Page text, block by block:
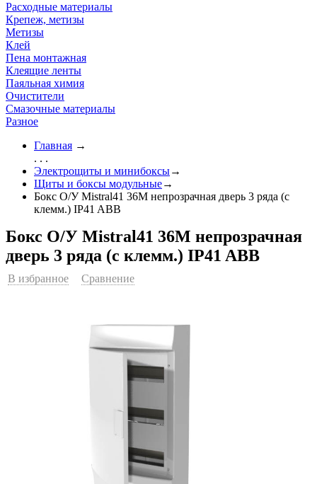
Расходные материалы
Крепеж, метизы
Метизы
Клей
Пена монтажная
Клеящие ленты
Паяльная химия
Очистители
Смазочные материалы
Разное
Главная →
. . .
Электрощиты и минибоксы→
Щиты и боксы модульные→
Бокс О/У Mistral41 36М непрозрачная дверь 3 ряда (с
клемм.) IP41 ABB
Бокс О/У Mistral41 36М непрозрачная
дверь 3 ряда (с клемм.) IP41 ABB
В избранное Сравнение